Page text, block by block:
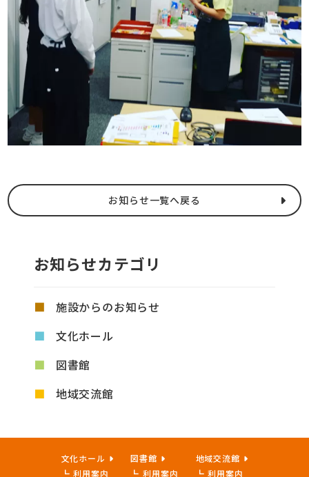
お知らせ一覧へ戻る
お知らせカテゴリ
施設からのお知らせ
文化ホール
図書館
地域交流館
文化ホール
利用案内
図書館
利用案内
地域交流館
利用案内